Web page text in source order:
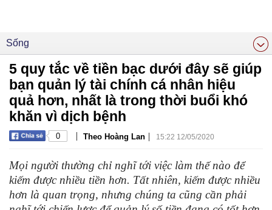
Sống
5 quy tắc về tiền bạc dưới đây sẽ giúp
bạn quản lý tài chính cá nhân hiệu
quả hơn, nhất là trong thời buổi khó
khăn vì dịch bệnh
0 | Theo Hoàng Lan | 15:22 12/05/2020
Mọi người thường chỉ nghĩ tới việc làm thế nào để
kiếm được nhiều tiền hơn. Tất nhiên, kiếm được nhiều
hơn là quan trọng, nhưng chúng ta cũng cần phải